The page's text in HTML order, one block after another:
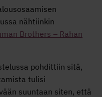
nähtiinkin
Brothers – Rahan
pohdittiin sitä,
tulisi
suuntaan siten, että